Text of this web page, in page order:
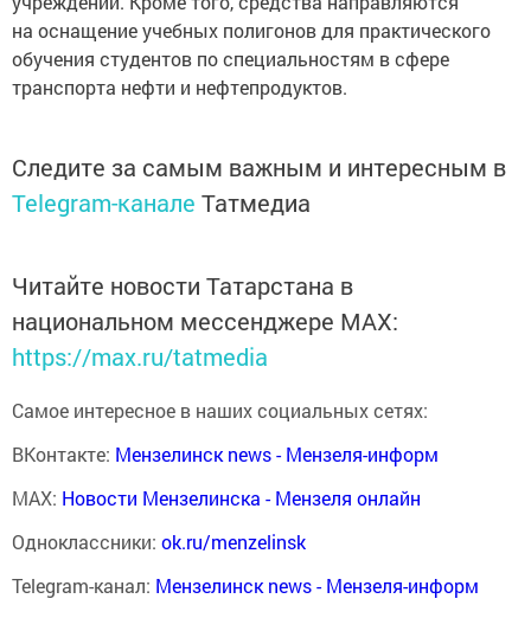
на оснащение учебных полигонов для практического
обучения студентов по специальностям в сфере
транспорта нефти и нефтепродуктов.
Следите за самым важным и интересным в
Telegram-канале Татмедиа
Читайте новости Татарстана в
национальном мессенджере MАХ:
https://max.ru/tatmedia
Самое интересное в наших социальных сетях:
ВКонтакте: Мензелинск news - Мензеля-информ
MAX: Новости Мензелинска - Мензеля онлайн
Одноклассники: ok.ru/menzelinsk
Telegram-канал: Мензелинск news - Мензеля-информ